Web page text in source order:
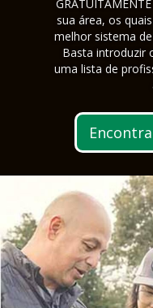
sua área, os
melhor sistema
Basta introduzir
uma lista de